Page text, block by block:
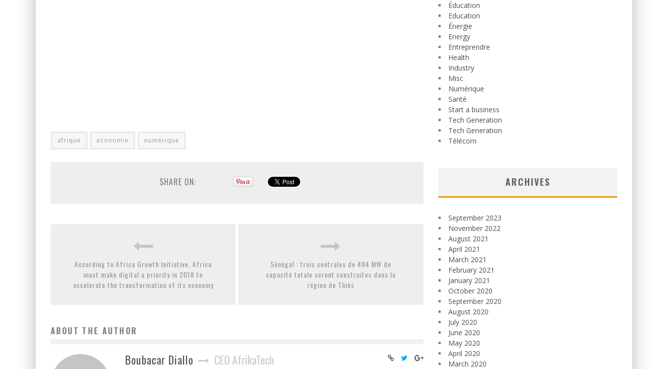
afrique economie numérique
SHARE ON:
According to Africa Growth Initiative, Africa
must make digital a priority in 2018 to
accelerate the transformation of its economy
Sénégal : trois centrales de 484 MW de
capacité totale seront construites dans la
région de Thiès
ABOUT THE AUTHOR
Boubacar Diallo CEO AfrikaTech
Éducation
Education
Énergie
Energy
Entreprendre
Health
Industry
Misc
Numérique
Santé
Start a business
Tech Generation
Tech Generation
Télécom
ARCHIVES
September 2023
November 2022
August 2021
April 2021
March 2021
February 2021
January 2021
October 2020
September 2020
August 2020
July 2020
June 2020
May 2020
April 2020
March 2020